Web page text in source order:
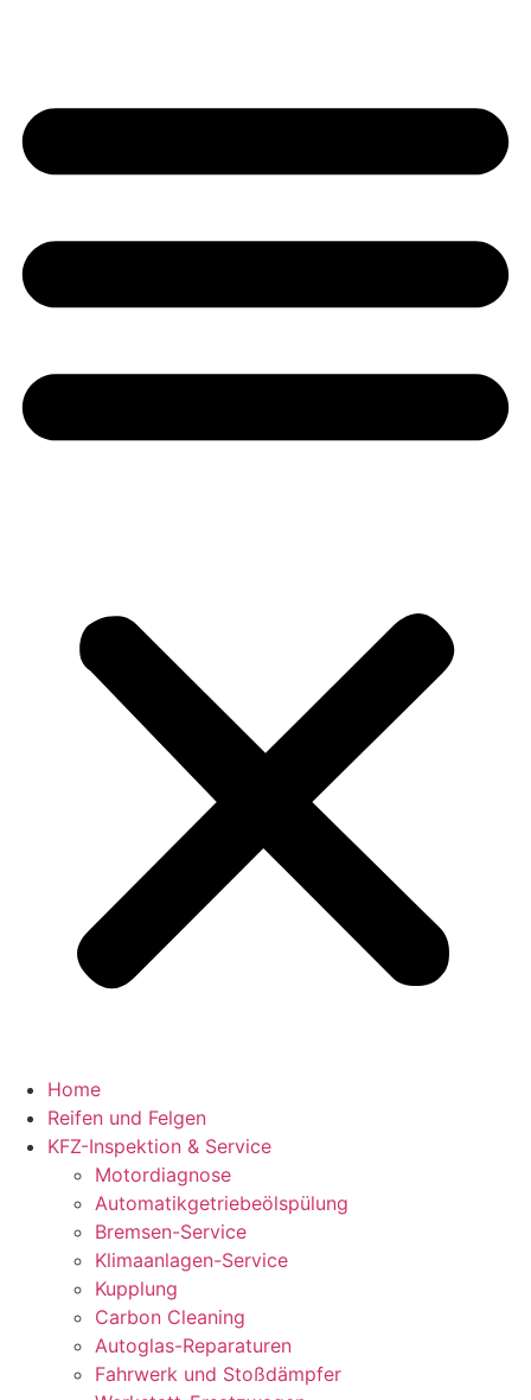
Home
Reifen und Felgen
KFZ-Inspektion & Service
Motordiagnose
Automatikgetriebeölspülung
Bremsen-Service
Klimaanlagen-Service
Kupplung
Carbon Cleaning
Autoglas-Reparaturen
Fahrwerk und Stoßdämpfer